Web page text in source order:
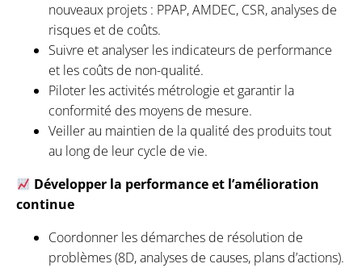
nouveaux projets : PPAP, AMDEC, CSR, analyses de
risques et de coûts.
Suivre et analyser les indicateurs de performance
et les coûts de non-qualité.
Piloter les activités métrologie et garantir la
conformité des moyens de mesure.
Veiller au maintien de la qualité des produits tout
au long de leur cycle de vie.
Développer la performance et l’amélioration
continue
Coordonner les démarches de résolution de
problèmes (8D, analyses de causes, plans d’actions).